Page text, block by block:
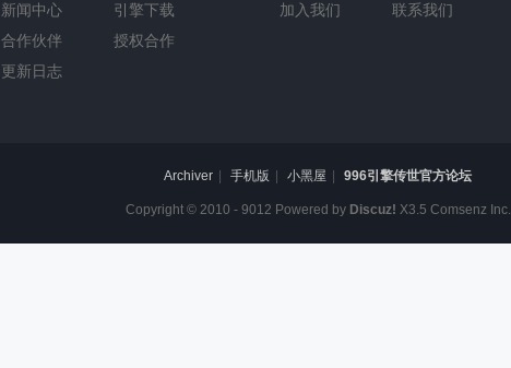
新闻中心
引擎下载
合作伙伴
授权合作
更新日志
加入我们 联系我们
Archiver 手机版 小黑屋 996引擎传世官方论坛
Copyright © 2010 - 9012 Powered by Discuz! X3.5 Comsenz Inc.